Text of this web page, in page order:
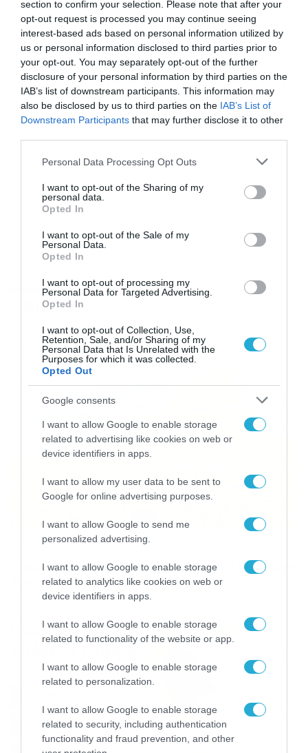
section to confirm your selection. Please note that after your
opt-out request is processed you may continue seeing
interest-based ads based on personal information utilized by
us or personal information disclosed to third parties prior to
your opt-out. You may separately opt-out of the further
disclosure of your personal information by third parties on the
IAB’s list of downstream participants. This information may
also be disclosed by us to third parties on the IAB’s List of
Downstream Participants that may further disclose it to other
Please note that this website/app uses one or more Google
not limited to your visit or usage behaviour. You may click to
grant or deny consent to Google and its third-party tags to
use your data for below specified purposes in below Google
consent section.
Personal Data Processing Opt Outs
I want to opt-out of the Sharing of my
personal data.
Opted In
I want to opt-out of the Sale of my
Personal Data.
Opted In
I want to opt-out of processing my
Personal Data for Targeted Advertising.
Opted In
I want to opt-out of Collection, Use,
Retention, Sale, and/or Sharing of my
Personal Data that Is Unrelated with the
Purposes for which it was collected.
Opted Out
Google consents
I want to allow Google to enable storage
related to advertising like cookies on web or
device identifiers in apps.
I want to allow my user data to be sent to
Google for online advertising purposes.
I want to allow Google to send me
personalized advertising.
I want to allow Google to enable storage
related to analytics like cookies on web or
device identifiers in apps.
I want to allow Google to enable storage
related to functionality of the website or app.
I want to allow Google to enable storage
related to personalization.
I want to allow Google to enable storage
related to security, including authentication
functionality and fraud prevention, and other
ΚΑΙΡΟΣ
04/08/2026 22:07
Καιρός: Σάκης Αρναούτογλου για την τάση
έως της Παναγίας